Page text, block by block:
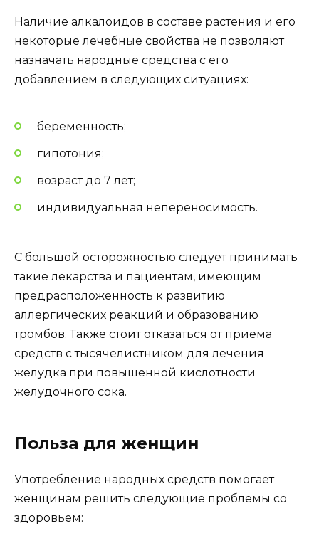
Наличие алкалоидов в составе растения и его
некоторые лечебные свойства не позволяют
назначать народные средства с его
добавлением в следующих ситуациях:
беременность;
гипотония;
возраст до 7 лет;
индивидуальная непереносимость.
С большой осторожностью следует принимать
такие лекарства и пациентам, имеющим
предрасположенность к развитию
аллергических реакций и образованию
тромбов. Также стоит отказаться от приема
средств с тысячелистником для лечения
желудка при повышенной кислотности
желудочного сока.
Польза для женщин
Употребление народных средств помогает
женщинам решить следующие проблемы со
здоровьем: